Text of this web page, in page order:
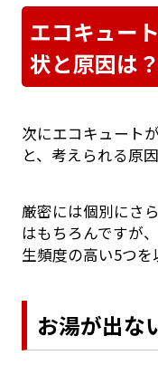
エコキュー
状と原因は？
次にエコキュート
と、考えられる原
厳密には個別にさ
はもちろんですが
生頻度の高い5つを
お湯が出な